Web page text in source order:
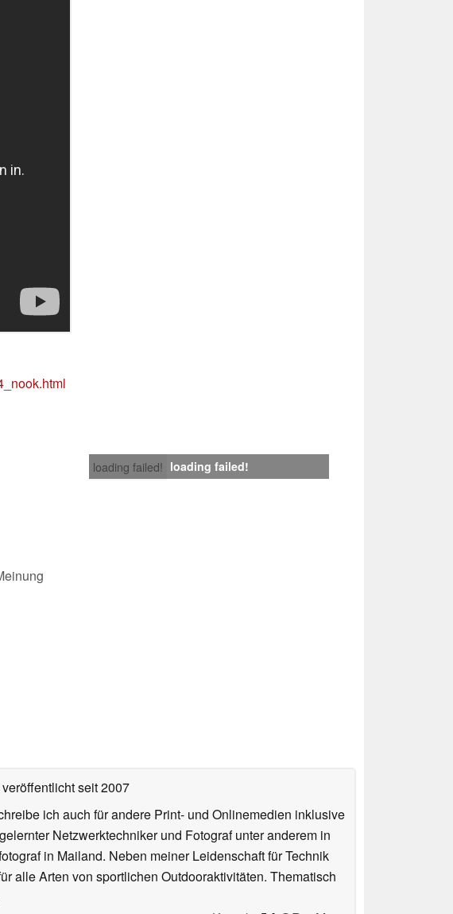
loading failed! loading failed!
seit 2007
ich auch für andere Print- und Onlinemedien inklusive
Netzwerktechniker und Fotograf unter anderem in
in Mailand. Neben meiner Leidenschaft für Technik
alle Arten von sportlichen Outdooraktivitäten. Thematisch